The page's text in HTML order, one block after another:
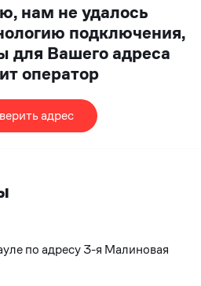
нам не удалось
подключения,
для Вашего адреса
оператор
адрес
по адресу 3-я Малиновая